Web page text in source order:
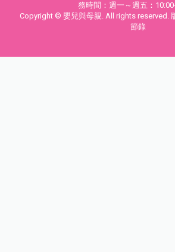
務時間：週一～週五：
Copyright © 嬰兒與母親. All rights reserved.
節錄